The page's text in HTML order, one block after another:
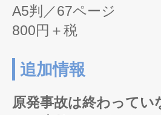
A5判／67ページ
800円＋税
追加情報
原発事故は終わってい